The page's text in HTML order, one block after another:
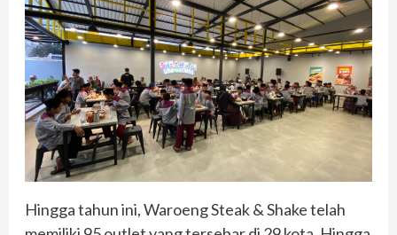
Hingga tahun ini, Waroeng Steak & Shake telah